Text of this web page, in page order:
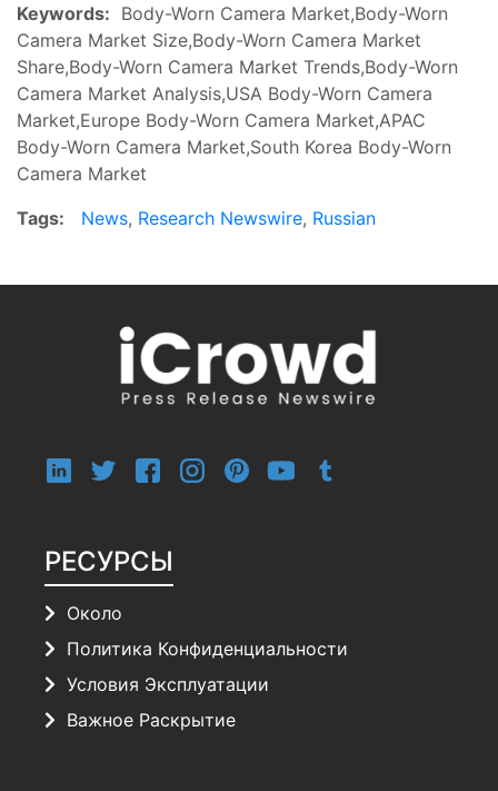
Keywords: Body-Worn Camera Market,Body-Worn
Camera Market Size,Body-Worn Camera Market
Share,Body-Worn Camera Market Trends,Body-Worn
Camera Market Analysis,USA Body-Worn Camera
Market,Europe Body-Worn Camera Market,APAC
Body-Worn Camera Market,South Korea Body-Worn
Camera Market
Tags:
News, Research Newswire, Russian
РЕСУРСЫ
Около
Политика Конфиденциальности
Условия Эксплуатации
Важное Раскрытие